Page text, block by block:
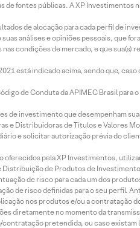
fontes públicas. A XP Investimentos
de alocação para cada perfil de
análises e opiniões pessoais, que
condições de mercado, e que sua(s)
está indicado acima, sendo que,
de Conduta da APIMEC Brasil para
investimento que desempenham
e Distribuidoras de Títulos e Valores
e solicitar autorização prévia do
pela XP Investimentos,
de Produtos de
de risco para cada um dos
de risco definidas para o seu perfil.
nos produtos e/ou a contratação
diretamente no momento da
pretendida, ou caso